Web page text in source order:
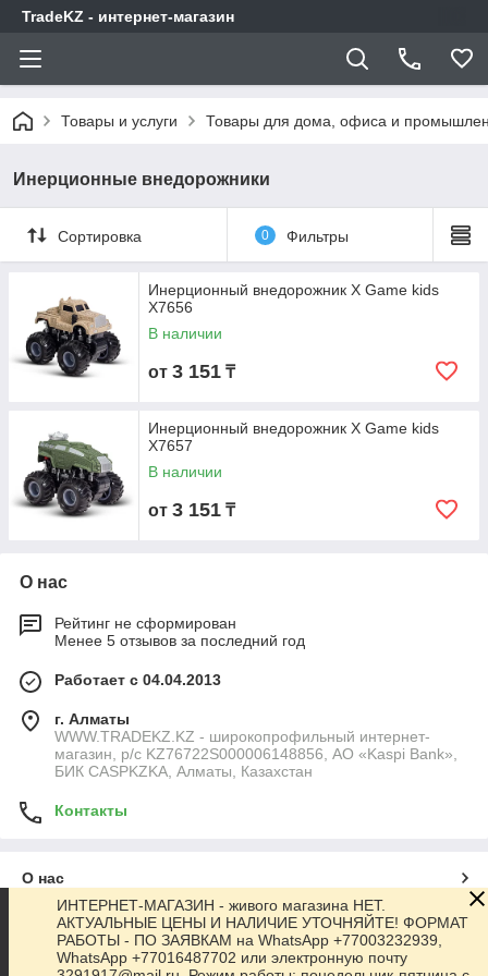
TradeKZ - интернет-магазин
Товары и услуги Товары для дома, офиса и
Инерционные внедорожники
Сортировка 0 Фильтры
Инерционный внедорожник X Game kids
X7656
В наличии
от 3 151 ₸
Инерционный внедорожник X Game kids
X7657
В наличии
от 3 151 ₸
О нас
Рейтинг не сформирован
Менее 5 отзывов за последний год
Работает с 04.04.2013
г. Алматы
WWW.TRADEKZ.KZ - широкопрофильный интернет-
магазин, р/с KZ76722S000006148856, АО «Kaspi Bank»,
БИК CASPKZKA, Алматы, Казахстан
Контакты
О нас
Контакты
ИНТЕРНЕТ-МАГАЗИН - живого магазина НЕТ.
АКТУАЛЬНЫЕ ЦЕНЫ И НАЛИЧИЕ УТОЧНЯЙТЕ! ФОРМАТ
РАБОТЫ - ПО ЗАЯВКАМ на WhatsApp +77003232939,
WhatsApp +77016487702 или электронную почту